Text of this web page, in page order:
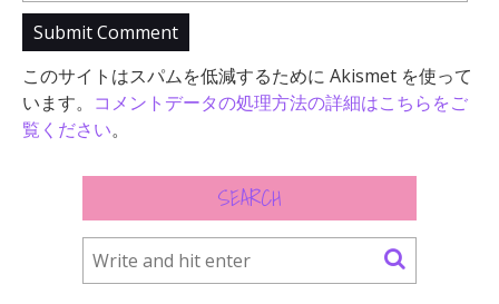
このサイトはスパムを低減するために Akismet を使って
います。 コメントデータの処理方法の詳細はこちらをご
覧ください。
SEARCH